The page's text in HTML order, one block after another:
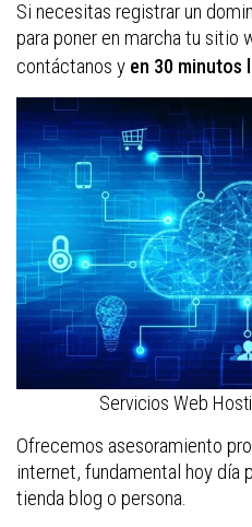
Si necesitas registrar un
para poner en marcha tu sitio
contáctanos y en 30 minutos
Servicios Web
Ofrecemos asesoramiento
internet, fundamental hoy día
tienda blog o persona.